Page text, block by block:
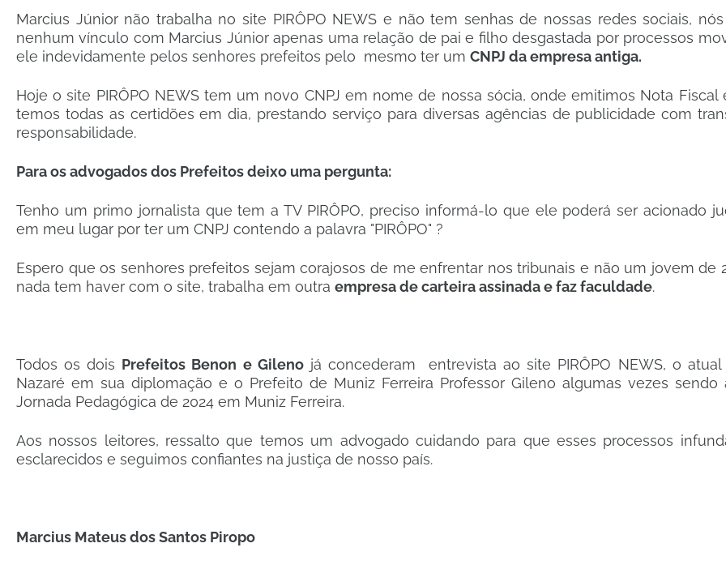
Marcius Júnior não trabalha no site PIRÔPO NEWS e não tem senhas de nossas redes sociais,
nenhum vínculo com Marcius Júnior apenas uma relação de pai e filho desgastada por processos
ele indevidamente pelos senhores prefeitos pelo mesmo ter um CNPJ da empresa antiga.
Hoje o site PIRÔPO NEWS tem um novo CNPJ em nome de nossa sócia, onde emitimos Nota Fiscal
temos todas as certidões em dia, prestando serviço para diversas agências de publicidade com
responsabilidade.
Para os advogados dos Prefeitos deixo uma pergunta:
Tenho um primo jornalista que tem a TV PIRÔPO, preciso informá-lo que ele poderá ser acionado
em meu lugar por ter um CNPJ contendo a palavra "PIRÔPO" ?
Espero que os senhores prefeitos sejam corajosos de me enfrentar nos tribunais e não um jovem de
nada tem haver com o site, trabalha em outra empresa de carteira assinada e faz faculdade.
Todos os dois Prefeitos Benon e Gilenojá concederam entrevista ao site PIRÔPO NEWS, o
Nazaré em sua diplomação e o Prefeito de Muniz Ferreira Professor Gileno algumas vezes
Jornada Pedagógica de 2024 em Muniz Ferreira.
Aos nossos leitores, ressalto que temos um advogado cuidando para que esses processos
esclarecidos e seguimos confiantes na justiça de nosso país.
Marcius Mateus dos Santos Piropo